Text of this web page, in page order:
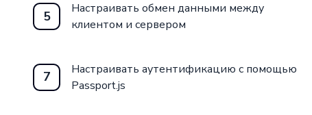
5
Настраивать обмен данными между
клиентом и сервером
7
Настраивать аутентификацию с помощью
Passport.js